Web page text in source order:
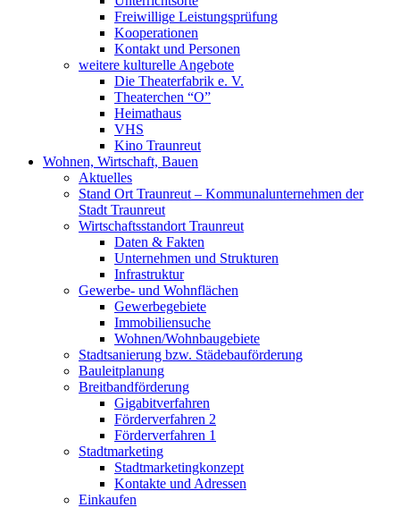
Freiwillige Leistungsprüfung
Kooperationen
Kontakt und Personen
weitere kulturelle Angebote
Die Theaterfabrik e. V.
Theaterchen “O”
Heimathaus
VHS
Kino Traunreut
Wohnen, Wirtschaft, Bauen
Aktuelles
Stand Ort Traunreut – Kommunalunternehmen der
Stadt Traunreut
Wirtschaftsstandort Traunreut
Daten & Fakten
Unternehmen und Strukturen
Infrastruktur
Gewerbe- und Wohnflächen
Gewerbegebiete
Immobiliensuche
Wohnen/Wohnbaugebiete
Stadtsanierung bzw. Städebauförderung
Bauleitplanung
Breitbandförderung
Gigabitverfahren
Förderverfahren 2
Förderverfahren 1
Stadtmarketing
Stadtmarketingkonzept
Kontakte und Adressen
Einkaufen